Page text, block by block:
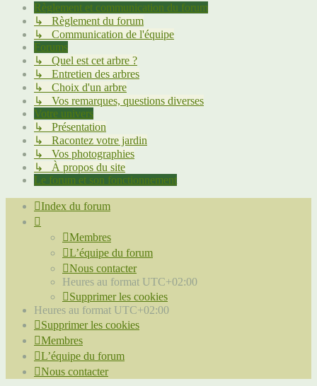
Règlement et communication du forum
↳ Règlement du forum
↳ Communication de l'équipe
Forums
↳ Quel est cet arbre ?
↳ Entretien des arbres
↳ Choix d'un arbre
↳ Vos remarques, questions diverses
Votre univers
↳ Présentation
↳ Racontez votre jardin
↳ Vos photographies
↳ À propos du site
Le forum et son fonctionnement
Index du forum
Membres
L’équipe du forum
Nous contacter
Heures au format UTC+02:00
Supprimer les cookies
Heures au format UTC+02:00
Supprimer les cookies
Membres
L’équipe du forum
Nous contacter